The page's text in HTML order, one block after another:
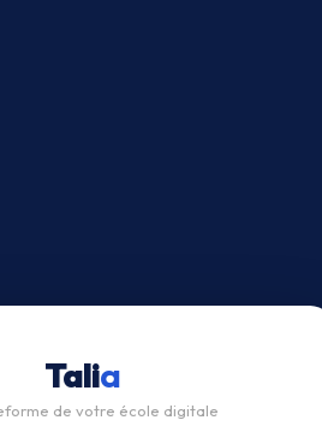
Talia
de votre école digitale